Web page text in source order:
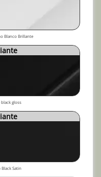
Blanco Brillante
gloss
Black Satin